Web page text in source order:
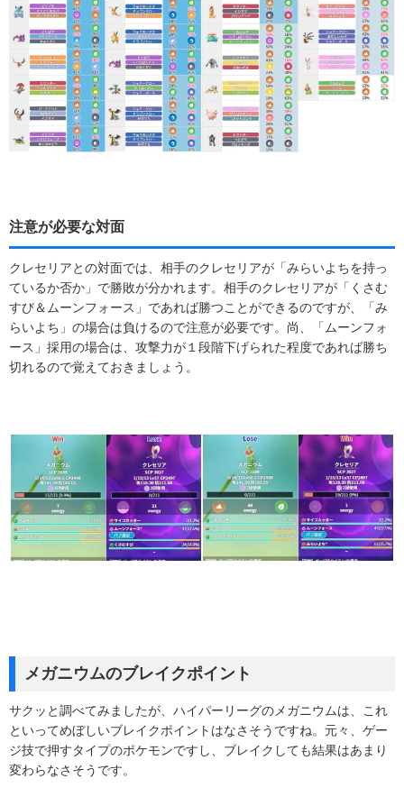
注意が必要な対面
クレセリアとの対面では、相手のクレセリアが「みらいよちを持っ
ているか否か」で勝敗が分かれます。相手のクレセリアが「くさむ
すび＆ムーンフォース」であれば勝つことができるのですが、「み
らいよち」の場合は負けるので注意が必要です。尚、「ムーンフォ
ース」採用の場合は、攻撃力が１段階下げられた程度であれば勝ち
切れるので覚えておきましょう。
メガニウムのブレイクポイント
サクッと調べてみましたが、ハイパーリーグのメガニウムは、これ
といってめぼしいブレイクポイントはなさそうですね。元々、ゲー
ジ技で押すタイプのポケモンですし、ブレイクしても結果はあまり
変わらなさそうです。